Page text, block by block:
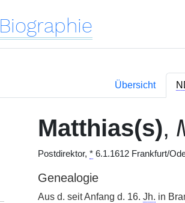
Biographie
Übersicht
Matthias(s),
Postdirektor, *6.1.1612 Frankfurt/
Genealogie
Aus d. seit Anfang d. 16. Jh. in